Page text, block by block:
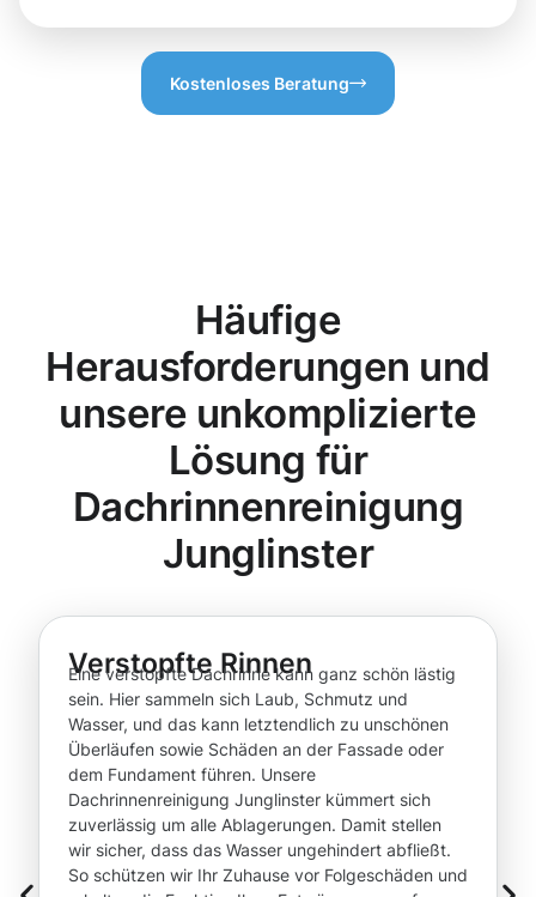
Kostenloses Beratung
Häufige
Herausforderungen und
unsere unkomplizierte
Lösung für
Dachrinnenreinigung
Junglinster
Verstopfte Rinnen
Eine verstopfte Dachrinne kann ganz schön lästig
sein. Hier sammeln sich Laub, Schmutz und
Wasser, und das kann letztendlich zu unschönen
Überläufen sowie Schäden an der Fassade oder
dem Fundament führen. Unsere
Dachrinnenreinigung Junglinster kümmert sich
zuverlässig um alle Ablagerungen. Damit stellen
wir sicher, dass das Wasser ungehindert abfließt.
So schützen wir Ihr Zuhause vor Folgeschäden und